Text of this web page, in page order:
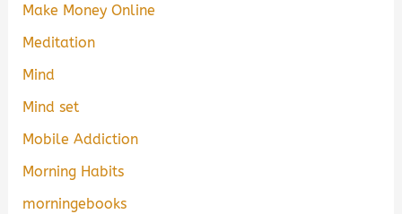
Make Money Online
Meditation
Mind
Mind set
Mobile Addiction
Morning Habits
morningebooks